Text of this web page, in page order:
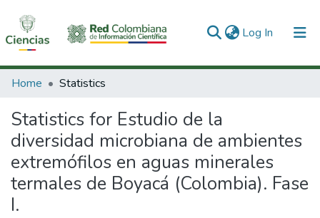
Log In (current)
Communities & Collections
All of DSpace
Home Statistics
Statistics for Estudio de la
diversidad microbiana de ambientes
extremófilos en aguas minerales
termales de Boyacá (Colombia). Fase
I.